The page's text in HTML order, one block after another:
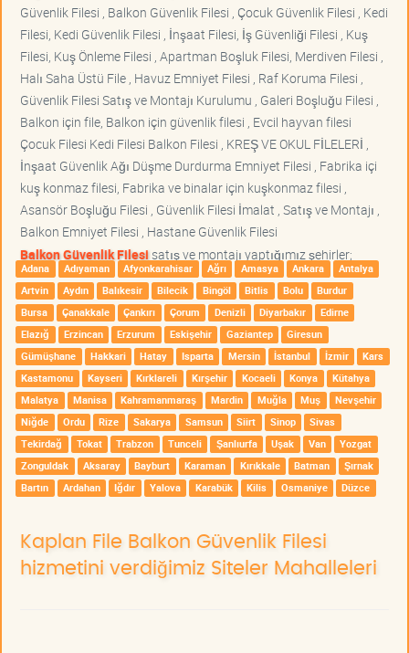
Güvenlik Filesi , Balkon Güvenlik Filesi , Çocuk Güvenlik Filesi , Kedi
Filesi, Kedi Güvenlik Filesi , İnşaat Filesi, İş Güvenliği Filesi , Kuş
Filesi, Kuş Önleme Filesi , Apartman Boşluk Filesi, Merdiven Filesi ,
Halı Saha Üstü File , Havuz Emniyet Filesi , Raf Koruma Filesi ,
Güvenlik Filesi Satış ve Montajı Kurulumu , Galeri Boşluğu Filesi ,
Balkon için file, Balkon için güvenlik filesi , Evcil hayvan filesi
Çocuk Filesi Kedi Filesi Balkon Filesi , KREŞ VE OKUL FİLELERİ ,
İnşaat Güvenlik Ağı Düşme Durdurma Emniyet Filesi , Fabrika içi
kuş konmaz filesi, Fabrika ve binalar için kuşkonmaz filesi ,
Asansör Boşluğu Filesi , Güvenlik Filesi İmalat , Satış ve Montajı ,
Balkon Emniyet Filesi , Hastane Güvenlik Filesi
Balkon Güvenlik Filesisatış ve montajı yaptığımız şehirler;
Adana Adıyaman Afyonkarahisar Ağrı Amasya Ankara
Antalya
Artvin
Aydın Balıkesir Bilecik Bingöl Bitlis Bolu
Burdur
Bursa
Çanakkale Çankırı Çorum Denizli Diyarbakır
Edirne
Elazığ
Erzincan Erzurum Eskişehir Gaziantep
Giresun
Gümüşhane
Hakkari Hatay Isparta Mersin İstanbul İzmir
Kars
Kastamonu
Kayseri Kırklareli Kırşehir Kocaeli Konya
Kütahya
Malatya
Manisa Kahramanmaraş Mardin Muğla Muş
Nevşehir
Niğde
Ordu Rize Sakarya Samsun Siirt Sinop
Sivas
Tekirdağ
Tokat Trabzon Tunceli Şanlıurfa Uşak Van
Yozgat
Zonguldak
Aksaray Bayburt Karaman Kırıkkale Batman
Şırnak
Bartın
Ardahan Iğdır Yalova Karabük Kilis Osmaniye Düzce
Kaplan File Balkon Güvenlik Filesi
hizmetini verdiğimiz Siteler Mahalleleri